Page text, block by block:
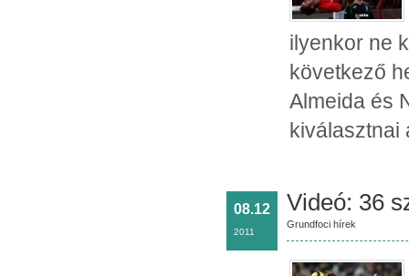
ilyenkor ne
következő
Almeida és
kiválasztnai
08.12
2011
Videó: 36
Grundfoci hírek